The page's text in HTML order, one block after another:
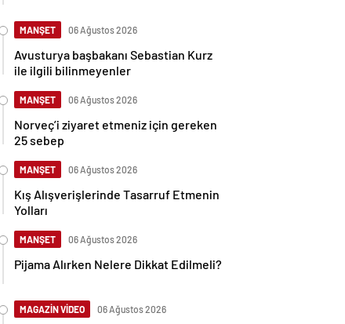
MANŞET 06 Ağustos 2026
Avusturya başbakanı Sebastian Kurz
ile ilgili bilinmeyenler
MANŞET 06 Ağustos 2026
Norveç’i ziyaret etmeniz için gereken
25 sebep
MANŞET 06 Ağustos 2026
Kış Alışverişlerinde Tasarruf Etmenin
Yolları
MANŞET 06 Ağustos 2026
Pijama Alırken Nelere Dikkat Edilmeli?
MAGAZİN VİDEO 06 Ağustos 2026